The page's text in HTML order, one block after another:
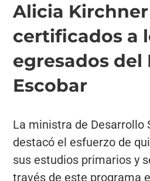
Alicia
certificados a
egresados del
Escobar
La ministra de Desarrollo
destacó el esfuerzo de
sus estudios primarios y
través de este programa